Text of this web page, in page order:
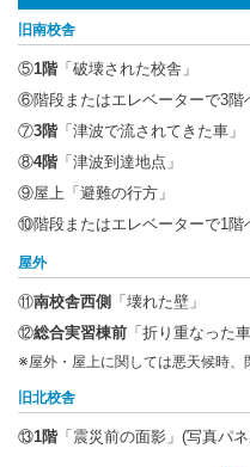
旧南校舎
⑤1階「破壊された校舎」
⑥階段またはエレベーターで3階
⑦3階「津波で流されてきた車」
⑧4階「津波到達地点」
⑨屋上「避難の行方」
⑩階段またはエレベーターで1階
屋外
⑪南校舎西側 「壊れた壁」
⑫総合実習棟前 「折り重なった車
※屋外・屋上に関しては悪天候時、
旧北校舎
⑬1階「震災前の面影」(写真パ